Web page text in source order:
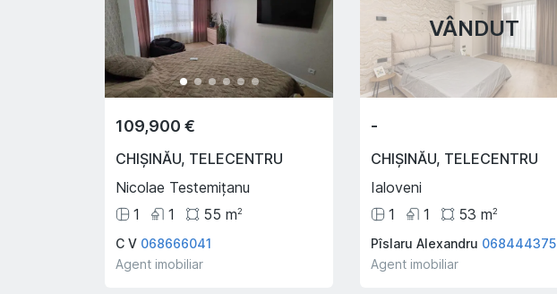
109,900 €
CHIȘINĂU, TELECENTRU
Nicolae Testemițanu
1
1 55 m2
C V 068666041
Agent imobiliar
VÂNDUT
-
CHIȘINĂU, TELECENTRU
Ialoveni
1
1 53 m2
Pîslaru Alexandru 068444375
Agent imobiliar